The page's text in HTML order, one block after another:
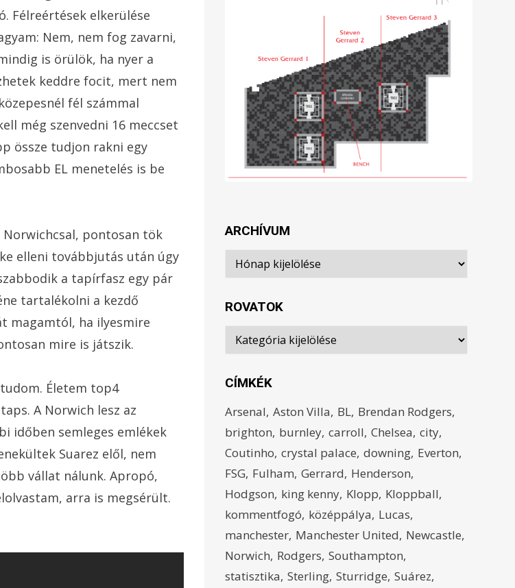
Félreértések elkerülése
Nem, nem fog zavarni,
is örülök, ha nyer a
keddre focit, mert nem
fél számmal
még szenvedni 16 meccset
össze tudjon rakni egy
EL menetelés is be
pontosan tök
elleni továbbjutás után úgy
a tapírfasz egy pár
tartalékolni a kezdő
magamtól, ha ilyesmire
mire is játszik.
Életem top4
A Norwich lesz az
időben semleges emlékek
Suarez elől, nem
vállat nálunk. Apropó,
arra is megsérült.
ARCHÍVUM
Archívum
ROVATOK
Rovatok
CÍMKÉK
Arsenal Aston Villa BL Brendan Rodgers
brighton burnley carroll Chelsea city
Coutinho crystal palace downing Everton
FSG Fulham Gerrard Henderson
Hodgson king kenny Klopp Kloppball
kommentfogó középpálya Lucas
manchester Manchester United Newcastle
Norwich Rodgers Southampton
statisztika Sterling Sturridge Suárez